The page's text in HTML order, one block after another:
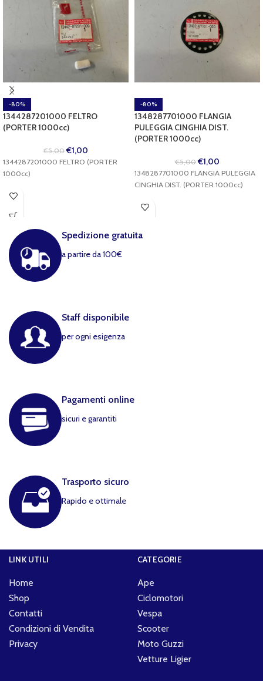
-80%
1344287201000 FELTRO
(PORTER 1000cc)
€5,00 €1,00
1344287201000 FELTRO (PORTER
1000cc)
-80%
1348287701000 FLANGIA
PULEGGIA CINGHIA DIST.
(PORTER 1000cc)
€5,00 €1,00
1348287701000 FLANGIA PULEGGIA
CINGHIA DIST. (PORTER 1000cc)
Spedizione gratuita
a partire da 100€
Staff disponibile
per ogni esigenza
Pagamenti online
sicuri e garantiti
Trasporto sicuro
Rapido e ottimale
LINK UTILI
Home
Shop
Contatti
Condizioni di Vendita
Privacy
CATEGORIE
Ape
Ciclomotori
Vespa
Scooter
Moto Guzzi
Vetture Ligier